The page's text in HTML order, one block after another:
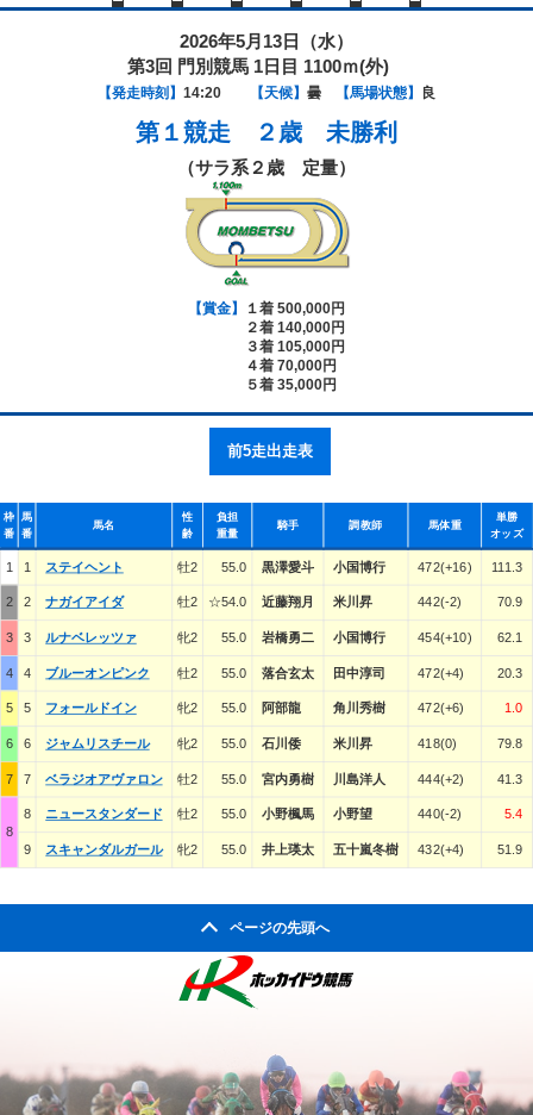
2026年5月13日（水）
第3回 門別競馬 1日目 1100ｍ(外)
【発走時刻】 14:20 【天候】 曇 【馬場状態】 良
第１競走 ２歳 未勝利
（サラ系２歳 定量）
【賞金】
１着 500,000円
２着 140,000円
３着 105,000円
４着 70,000円
５着 35,000円
前5走出走表
枠
番
馬
番
馬名
性
齢
負担
重量
騎手 調教師 馬体重
単勝
オッズ
1 1 ステイヘント 牡2 55.0 黒澤愛斗 小国博行 472(+16) 111.3
2 2 ナガイアイダ 牡2 ☆54.0 近藤翔月 米川昇 442(-2) 70.9
3 3 ルナベレッツァ 牝2 55.0 岩橋勇二 小国博行 454(+10) 62.1
4 4 ブルーオンピンク 牡2 55.0 落合玄太 田中淳司 472(+4) 20.3
5 5 フォールドイン 牝2 55.0 阿部龍 角川秀樹 472(+6) 1.0
6 6 ジャムリスチール 牝2 55.0 石川倭 米川昇 418(0) 79.8
7 7 ベラジオアヴァロン 牡2 55.0 宮内勇樹 川島洋人 444(+2) 41.3
8
8 ニュースタンダード 牡2 55.0 小野楓馬 小野望 440(-2) 5.4
9 スキャンダルガール 牝2 55.0 井上瑛太 五十嵐冬樹 432(+4) 51.9
ページの先頭へ